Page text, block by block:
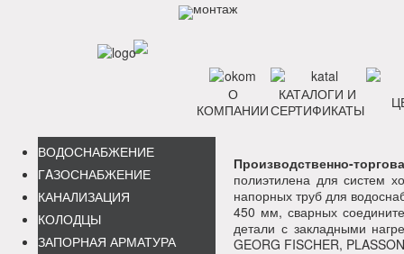
О
КОМПАНИИ
КАТАЛОГИ И
СЕРТИФИКАТЫ
ВОДОСНАБЖЕНИЕ
ГAЗОСНАБЖЕНИЕ
КАНАЛИЗАЦИЯ
КОЛОДЦЫ
ЗАПОРНАЯ АРМАТУРА
Производственно-
полиэтилена для систем
напорных труб для
450 мм, сварных
детали с закладными
GEORG FISCHER,